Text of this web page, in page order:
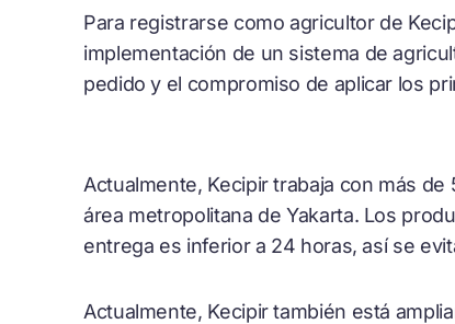
Para registrarse como agricultor de
implementación de un sistema de
pedido y el compromiso de aplicar los
Actualmente, Kecipir trabaja con más
área metropolitana de Yakarta. Los
entrega es inferior a 24 horas, así se
Actualmente, Kecipir también está